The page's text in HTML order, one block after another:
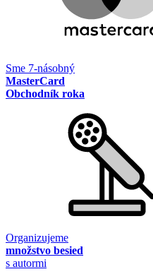
Sme 7-násobný
MasterCard
Obchodník roka
Organizujeme
množstvo besied
s autormi